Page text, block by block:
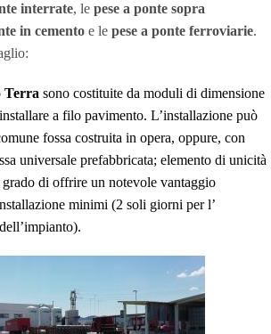
interrate, le pese a ponte sopra
in cemento e le pese a ponte ferroviarie.
Terra sono costituite da moduli di dimensione
a filo pavimento. L’installazione può
fossa costruita in opera, oppure, con
universale prefabbricata; elemento di unicità
di offrire un notevole vantaggio
minimi (2 soli giorni per l’